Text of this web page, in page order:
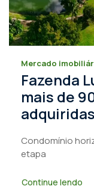
Mercado
Fazenda
mais de
Condomínio
etapa
Continue lendo